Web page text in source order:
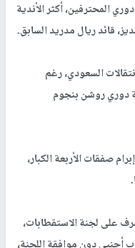
المحترفين، أكثر الأندية
السعودي، رغم
دوري روشن بنجوم
صفقات الأربعة الكبار،
على لجنة الاستقطابات،